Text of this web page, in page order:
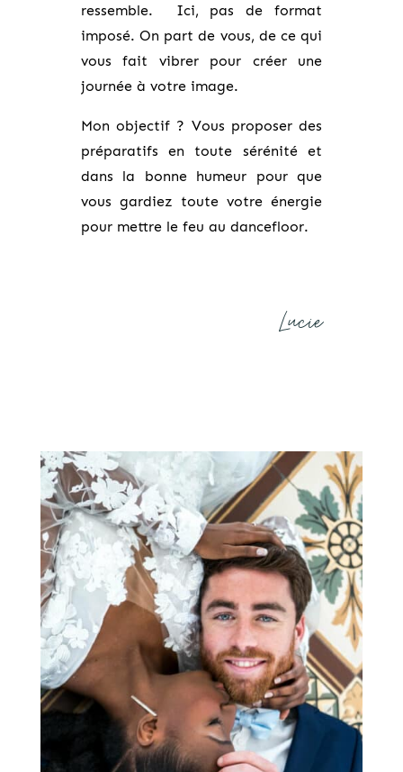
ressemble. Ici, pas de format
imposé. On part de vous, de ce qui
vous fait vibrer pour créer une
journée à votre image.
Mon objectif ? Vous proposer des
préparatifs en toute sérénité et
dans la bonne humeur pour que
vous gardiez toute votre énergie
pour mettre le feu au dancefloor.
Lucie